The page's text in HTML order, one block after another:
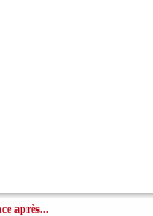
après...